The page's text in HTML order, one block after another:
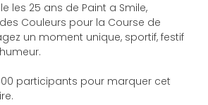
les 25 ans de Paint a Smile,
des Couleurs pour la Course de
un moment unique, sportif, festif
participants pour marquer cet